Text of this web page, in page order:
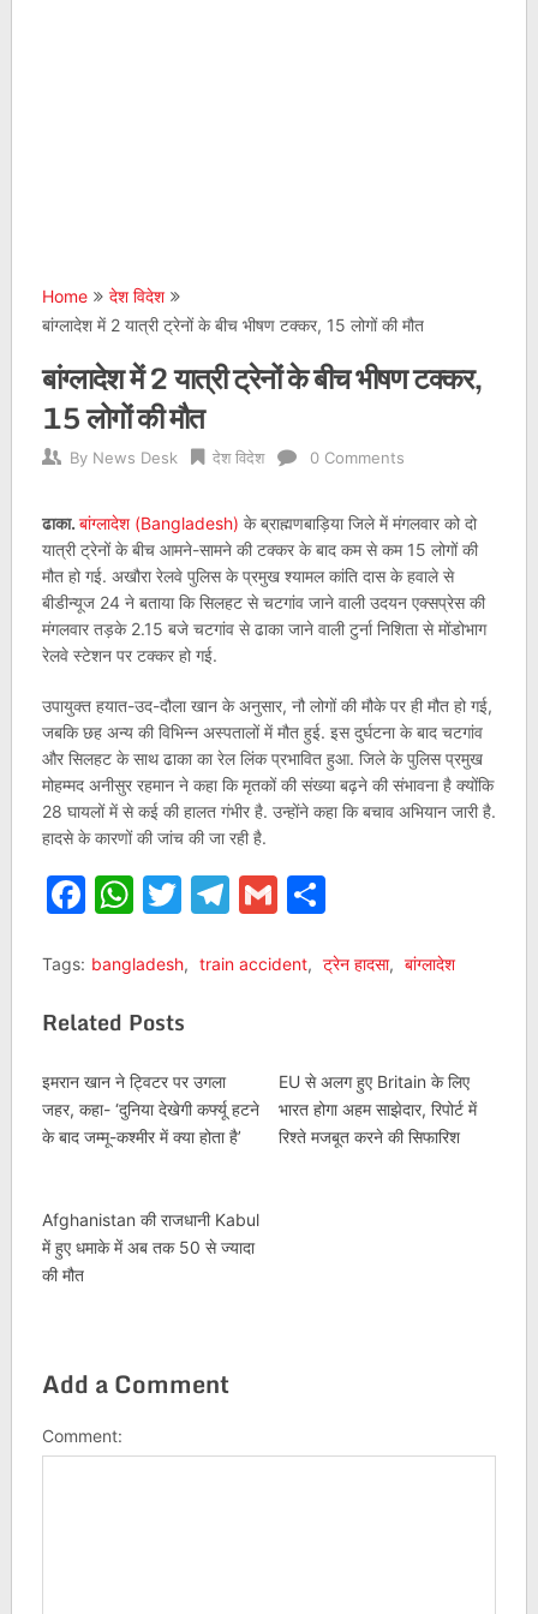
Home
देश विदेश
बांग्लादेश में 2 यात्री ट्रेनों के बीच भीषण टक्कर, 15 लोगों की मौत
बांग्लादेश में 2 यात्री ट्रेनों के बीच भीषण टक्कर,
15 लोगों की मौत
By News Desk देश विदेश 0 Comments
ढाका. बांग्लादेश (Bangladesh) के ब्राह्मणबाड़िया जिले में मंगलवार को दो
यात्री ट्रेनों के बीच आमने-सामने की टक्कर के बाद कम से कम 15 लोगों की
मौत हो गई. अखौरा रेलवे पुलिस के प्रमुख श्यामल कांति दास के हवाले से
बीडीन्यूज 24 ने बताया कि सिलहट से चटगांव जाने वाली उदयन एक्सप्रेस की
मंगलवार तड़के 2.15 बजे चटगांव से ढाका जाने वाली टुर्ना निशिता से मोंडोभाग
रेलवे स्टेशन पर टक्कर हो गई.
उपायुक्त हयात-उद-दौला खान के अनुसार, नौ लोगों की मौके पर ही मौत हो गई,
जबकि छह अन्य की विभिन्न अस्पतालों में मौत हुई. इस दुर्घटना के बाद चटगांव
और सिलहट के साथ ढाका का रेल लिंक प्रभावित हुआ. जिले के पुलिस प्रमुख
मोहम्मद अनीसुर रहमान ने कहा कि मृतकों की संख्या बढ़ने की संभावना है क्योंकि
28 घायलों में से कई की हालत गंभीर है. उन्होंने कहा कि बचाव अभियान जारी है.
हादसे के कारणों की जांच की जा रही है.
Facebook
WhatsApp
Twitter
Telegram
GmailShare
Tags: bangladesh, train accident, ट्रेन हादसा, बांग्लादेश
Related Posts
इमरान खान ने ट्विटर पर उगला
जहर, कहा- ‘दुनिया देखेगी कर्फ्यू हटने
के बाद जम्मू-कश्मीर में क्या होता है’
EU से अलग हुए Britain के लिए
भारत होगा अहम साझेदार, रिपोर्ट में
रिश्ते मजबूत करने की सिफारिश
Afghanistan की राजधानी Kabul
में हुए धमाके में अब तक 50 से ज्‍यादा
की मौत
Add a Comment
Comment: